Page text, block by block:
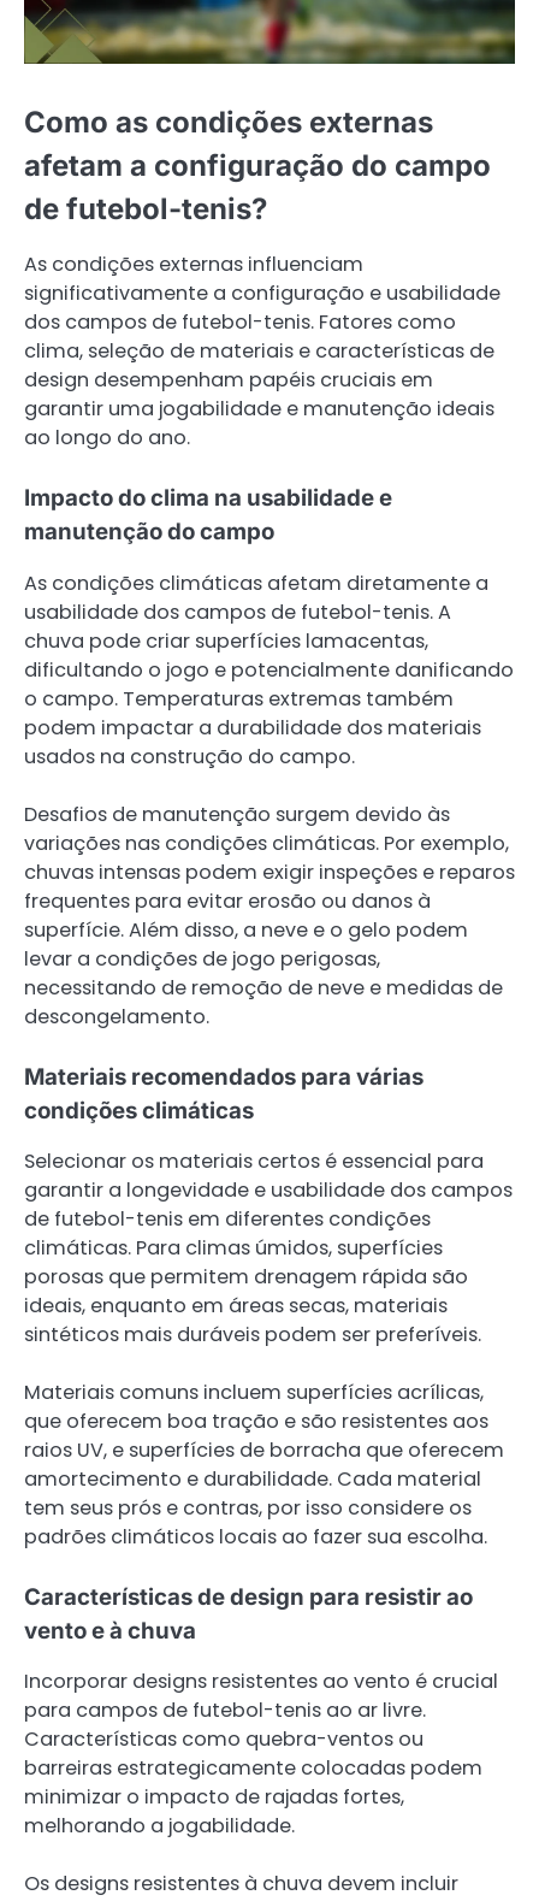
Como as condições externas
afetam a configuração do campo
de futebol-tenis?
As condições externas influenciam
significativamente a configuração e usabilidade
dos campos de futebol-tenis. Fatores como
clima, seleção de materiais e características de
design desempenham papéis cruciais em
garantir uma jogabilidade e manutenção ideais
ao longo do ano.
Impacto do clima na usabilidade e
manutenção do campo
As condições climáticas afetam diretamente a
usabilidade dos campos de futebol-tenis. A
chuva pode criar superfícies lamacentas,
dificultando o jogo e potencialmente danificando
o campo. Temperaturas extremas também
podem impactar a durabilidade dos materiais
usados na construção do campo.
Desafios de manutenção surgem devido às
variações nas condições climáticas. Por exemplo,
chuvas intensas podem exigir inspeções e reparos
frequentes para evitar erosão ou danos à
superfície. Além disso, a neve e o gelo podem
levar a condições de jogo perigosas,
necessitando de remoção de neve e medidas de
descongelamento.
Materiais recomendados para várias
condições climáticas
Selecionar os materiais certos é essencial para
garantir a longevidade e usabilidade dos campos
de futebol-tenis em diferentes condições
climáticas. Para climas úmidos, superfícies
porosas que permitem drenagem rápida são
ideais, enquanto em áreas secas, materiais
sintéticos mais duráveis podem ser preferíveis.
Materiais comuns incluem superfícies acrílicas,
que oferecem boa tração e são resistentes aos
raios UV, e superfícies de borracha que oferecem
amortecimento e durabilidade. Cada material
tem seus prós e contras, por isso considere os
padrões climáticos locais ao fazer sua escolha.
Características de design para resistir ao
vento e à chuva
Incorporar designs resistentes ao vento é crucial
para campos de futebol-tenis ao ar livre.
Características como quebra-ventos ou
barreiras estrategicamente colocadas podem
minimizar o impacto de rajadas fortes,
melhorando a jogabilidade.
Os designs resistentes à chuva devem incluir